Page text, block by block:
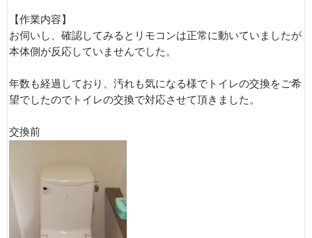
【作業内容】
お伺いし、確認してみるとリモコンは正常に動いていましたが
本体側が反応していませんでした。
年数も経過しており、汚れも気になる様でトイレの交換をご希
望でしたのでトイレの交換で対応させて頂きました。
交換前